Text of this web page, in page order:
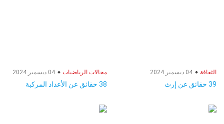
الثقافة
39 حقائق عن إرث
مجالات الرياضيات
38 حقائق عن الأعداد المركبة